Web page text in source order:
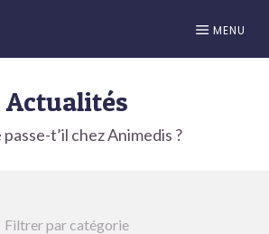
MENU
Actualités
passe-t’il chez Animedis ?
Filtrer par catégorie